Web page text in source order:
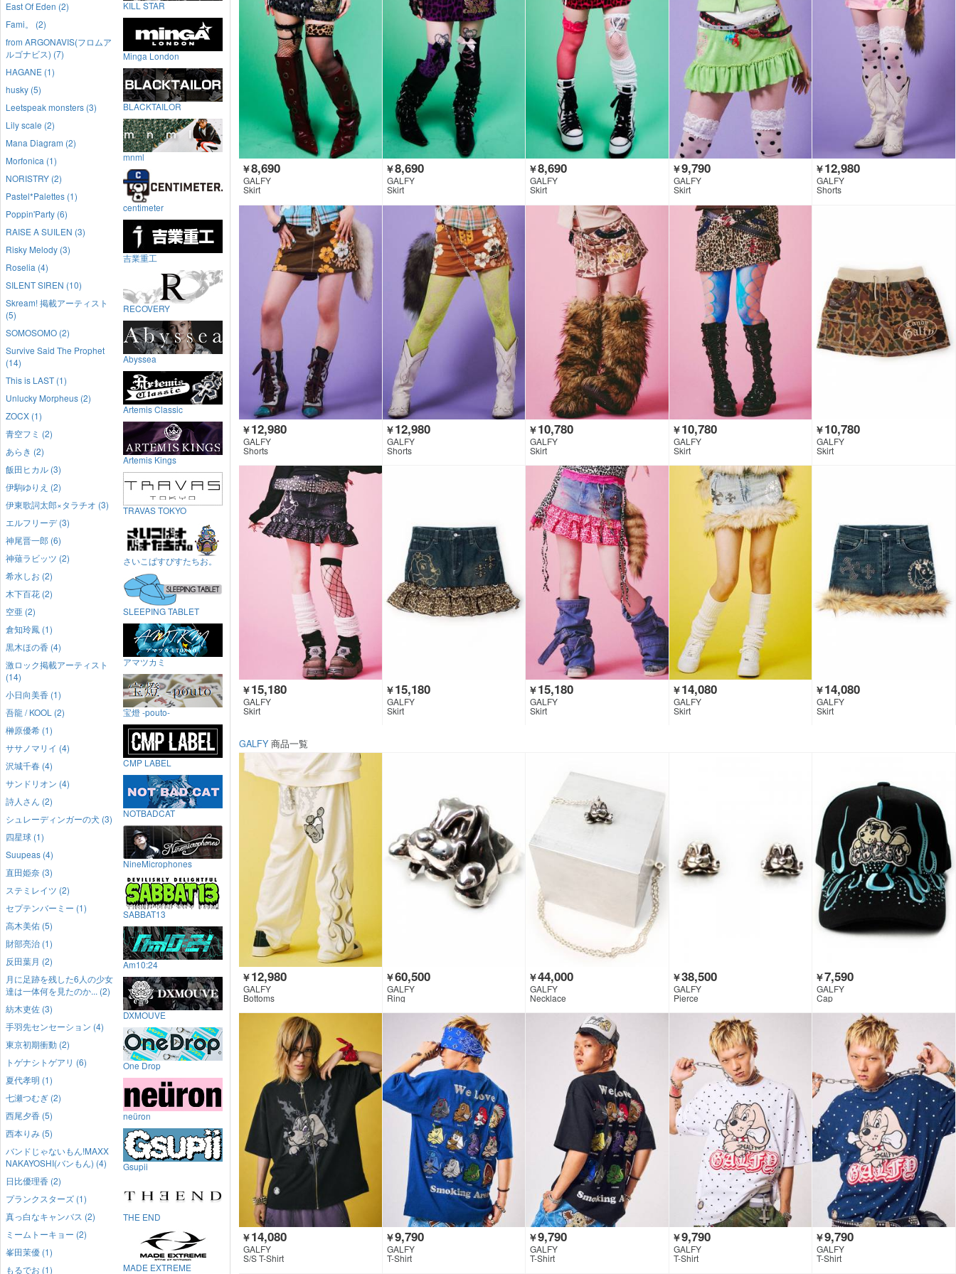
￥8,690
GALFY
Skirt
￥8,690
GALFY
Skirt
￥8,690
GALFY
Skirt
￥9,790
GALFY
Skirt
￥12,980
GALFY
Shorts
￥12,980
GALFY
Shorts
￥12,980
GALFY
Shorts
￥10,780
GALFY
Skirt
￥10,780
GALFY
Skirt
￥10,780
GALFY
Skirt
￥15,180
GALFY
Skirt
￥15,180
GALFY
Skirt
￥15,180
GALFY
Skirt
￥14,080
GALFY
Skirt
￥14,080
GALFY
Skirt
GALFY 商品一覧
￥12,980
GALFY
Bottoms
￥60,500
GALFY
Ring
￥44,000
GALFY
Necklace
￥38,500
GALFY
Pierce
￥7,590
GALFY
Cap
￥14,080
GALFY
S/S T-Shirt
￥9,790
GALFY
T-Shirt
￥9,790
GALFY
T-Shirt
￥9,790
GALFY
T-Shirt
￥9,790
GALFY
T-Shirt
East Of Eden (2)
Fami。 (2)
from ARGONAVIS(フロムア
ルゴナビス) (7)
HAGANE (1)
husky (5)
Leetspeak monsters (3)
Lily scale (2)
Mana Diagram (2)
Morfonica (1)
NORISTRY (2)
Pastel*Palettes (1)
Poppin'Party (6)
RAISE A SUILEN (3)
Risky Melody (3)
Roselia (4)
SILENT SIREN (10)
Skream! 掲載アーティスト
(5)
SOMOSOMO (2)
Survive Said The Prophet
(14)
This is LAST (1)
Unlucky Morpheus (2)
ZOCX (1)
青空フミ (2)
あらき (2)
飯田ヒカル (3)
伊駒ゆりえ (2)
伊東歌詞太郎×タラチオ (3)
エルフリーデ (3)
神尾晋一郎 (6)
神薙ラビッツ (2)
希水しお (2)
木下百花 (2)
空亜 (2)
倉知玲鳳 (1)
黒木ほの香 (4)
激ロック掲載アーティスト
(14)
小日向美香 (1)
吾龍 / KOOL (2)
榊原優希 (1)
ササノマリイ (4)
沢城千春 (4)
サンドリオン (4)
詩人さん (2)
シュレーディンガーの犬 (3)
四星球 (1)
Suupeas (4)
直田姫奈 (3)
ステミレイツ (2)
セプテンバーミー (1)
高木美佑 (5)
財部亮治 (1)
反田葉月 (2)
月に足跡を残した6人の少女
達は一体何を見たのか... (2)
紡木吏佐 (3)
手羽先センセーション (4)
東京初期衝動 (2)
トゲナシトゲアリ (6)
夏代孝明 (1)
七瀬つむぎ (2)
西尾夕香 (5)
西本りみ (5)
バンドじゃないもん!MAXX
NAKAYOSHI(バンもん) (4)
日比優理香 (2)
プランクスターズ (1)
真っ白なキャンバス (2)
ミームトーキョー (2)
峯田茉優 (1)
もるでお (1)
KILL STAR
Minga London
BLACKTAILOR
mnml
centimeter
吉業重工
RECOVERY
Abyssea
Artemis Classic
Artemis Kings
TRAVAS TOKYO
さいこぱすぴすたちお。
SLEEPING TABLET
アマツカミ
宝燈 -pouto-
CMP LABEL
NOTBADCAT
NineMicrophones
SABBAT13
Am10:24
DXMOUVE
One Drop
neüron
Gsupii
THE END
MADE EXTREME